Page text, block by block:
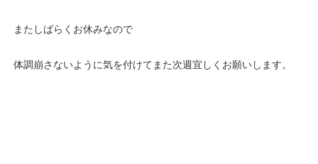
またしばらくお休みなので
体調崩さないように気を付けてまた次週宜しくお願いします。